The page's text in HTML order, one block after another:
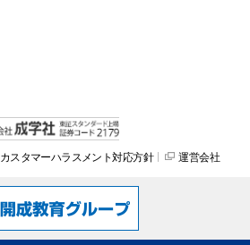
カスタマーハラスメント対応方針 運営会社